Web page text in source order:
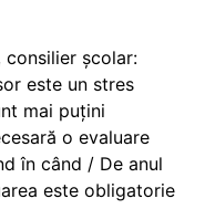
consilier școlar:
este un stres
mai puțini
o evaluare
în când / De anul
este obligatorie